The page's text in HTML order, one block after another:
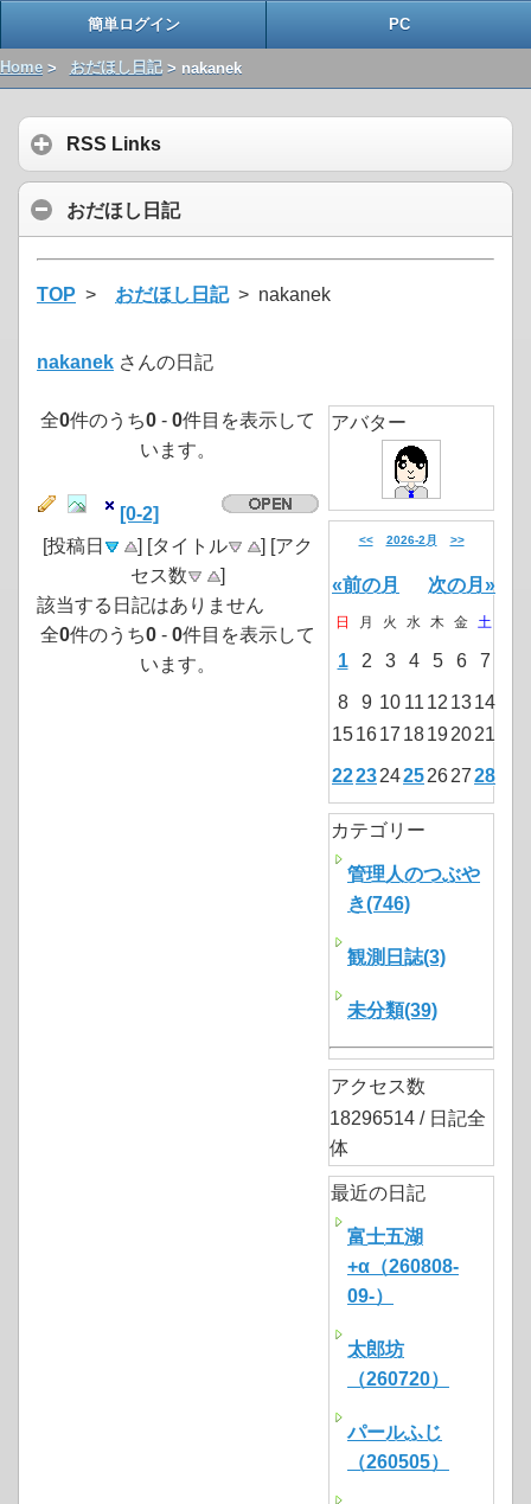
簡単ログイン PC
Home > おだほし日記> nakanek
RSS Links
おだほし日記
TOP > おだほし日記> nakanek
nakanek さんの日記
全0件のうち0 - 0件目を表示して
います。
[0-2]
[投稿日
] [タイトル
] [アク
セス数
]
該当する日記はありません
全0件のうち0 - 0件目を表示して
います。
アバター
<< 2026-2月 >>
«前の月 次の月»
日 月 火 水 木 金 土
1 2 3 4 5 6 7
8 9 10 11 12 1314
151617 18192021
22232425262728
カテゴリー
管理人のつぶや
き(746)
観測日誌(3)
未分類(39)
アクセス数
18296514 / 日記全
体
最近の日記
富士五湖
+α（260808-
09-）
太郎坊
（260720）
パールふじ
（260505）